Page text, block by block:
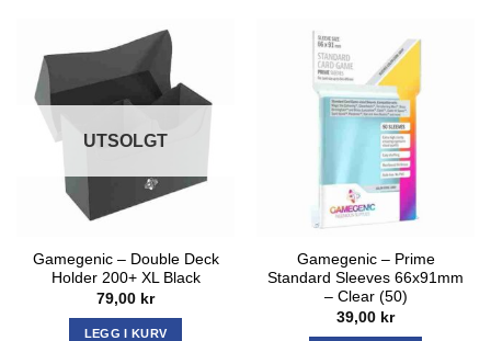
UTSOLGT
Gamegenic – Double Deck
Holder 200+ XL Black
79,00 kr
LEGG I KURV
Gamegenic – Prime
Standard Sleeves 66x91mm
– Clear (50)
39,00 kr